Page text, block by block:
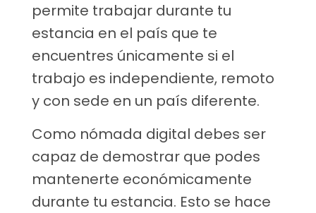
permite trabajar durante tu
estancia en el país que te
encuentres únicamente si el
trabajo es independiente, remoto
y con sede en un país diferente.
Como nómada digital debes ser
capaz de demostrar que podes
mantenerte económicamente
durante tu estancia. Esto se hace